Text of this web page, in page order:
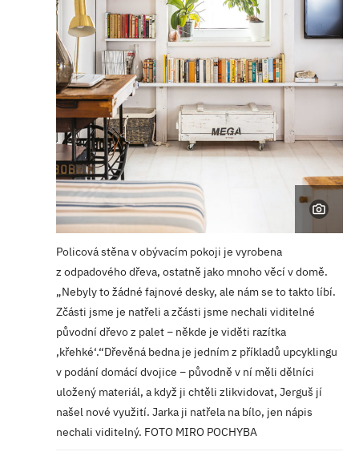
Policová stěna v obývacím pokoji je vyrobena
z odpadového dřeva, ostatně jako mnoho věcí v domě.
„Nebyly to žádné fajnové desky, ale nám se to takto líbí.
Zčásti jsme je natřeli a zčásti jsme nechali viditelné
původní dřevo z palet − někde je viděti razítka
,křehké‘.“Dřevěná bedna je jedním z příkladů upcyklingu
v podání domácí dvojice − původně v ní měli dělníci
uložený materiál, a když ji chtěli zlikvidovat, Jerguš jí
našel nové využití. Jarka ji natřela na bílo, jen nápis
nechali viditelný. FOTO MIRO POCHYBA